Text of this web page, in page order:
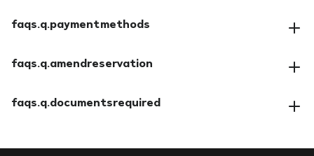
faqs.q.paymentmethods
faqs.q.amendreservation
faqs.q.documentsrequired